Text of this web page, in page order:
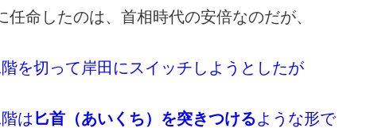
任命したのは、首相時代の安倍なのだが、
階を切って岸田にスイッチしようとしたが
は 匕首（あいくち）を突きつけるような形で